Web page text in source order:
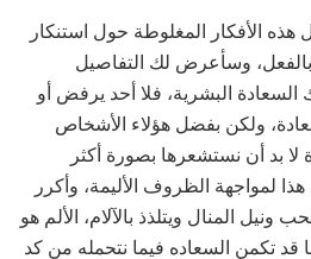
الأفكار المغلوطة حول استنكار
وسأعرض لك التفاصيل
البشرية، فلا أحد يرفض أو
ولكن بفضل هؤلاء الأشخاص
لا بد أن نستشعرها بصورة أكثر
لمواجهة الظروف الأليمة، وأكرر
ونيل المنال ويتلذذ بالآلام، الألم هو
قد تكمن السعاده فيما نتحمله من كد